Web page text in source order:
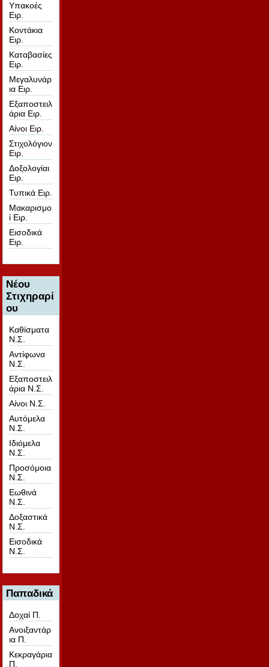
Υπακοές
Ειρ.
Κοντάκια
Ειρ.
Καταβασίες
Ειρ.
Μεγαλυνάρ
ια Ειρ.
Εξαποστειλ
άρια Ειρ.
Αίνοι Ειρ.
Στιχολόγιον
Ειρ.
Δοξολογίαι
Ειρ.
Τυπικά Ειρ.
Μακαρισμο
ί Ειρ.
Εισοδικά
Ειρ.
Νέου
Στιχηραρί
ου
Καθίσματα
Ν.Σ.
Αντίφωνα
Ν.Σ.
Εξαποστειλ
άρια Ν.Σ.
Αίνοι Ν.Σ.
Αυτόμελα
Ν.Σ.
Ιδιόμελα
Ν.Σ.
Προσόμοια
Ν.Σ.
Εωθινά
Ν.Σ.
Δοξαστικά
Ν.Σ.
Εισοδικά
Ν.Σ.
Παπαδικά
Δοχαί Π.
Ανοιξαντάρ
ια Π.
Κεκραγάρια
Π.